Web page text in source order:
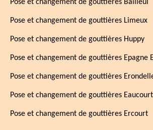
Pose et changement de gouttières Bailleul
Pose et changement de gouttières Limeux
Pose et changement de gouttières Huppy
Pose et changement de gouttières Epagne
Pose et changement de gouttières
Pose et changement de gouttières
Pose et changement de gouttières Ercourt